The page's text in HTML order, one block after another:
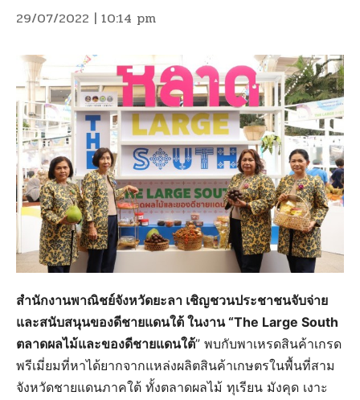
29/07/2022 | 10:14 pm
สำนักงานพาณิชย์จังหวัดยะลา เชิญชวนประชาชนจับจ่าย
และสนับสนุนของดีชายแดนใต้ ในงาน “The Large South
ตลาดผลไม้และของดีชายแดนใต้” พบกับพาเหรดสินค้าเกรด
พรีเมี่ยมที่หาได้ยากจากแหล่งผลิตสินค้าเกษตรในพื้นที่สาม
จังหวัดชายแดนภาคใต้ ทั้งตลาดผลไม้ ทุเรียน มังคุด เงาะ